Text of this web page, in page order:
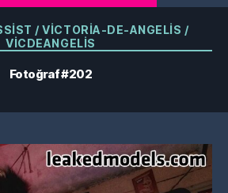
Kategoriler
/ VICTORIA-DE-ANGELIS /
VICDEANGELIS
Fotoğraf #202